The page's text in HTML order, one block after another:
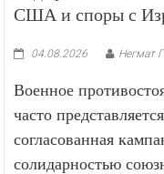
США и споры с
04.08.2026 Негмат
Военное
часто
согласованная
солидарностью